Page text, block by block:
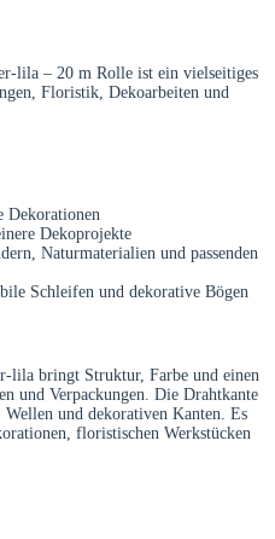
lila – 20 m Rolle ist ein vielseitiges
Floristik, Dekoarbeiten und
Dekorationen
Dekoprojekte
Naturmaterialien und passenden
Schleifen und dekorative Bögen
lila bringt Struktur, Farbe und einen
und Verpackungen. Die Drahtkante
und dekorativen Kanten. Es
floristischen Werkstücken